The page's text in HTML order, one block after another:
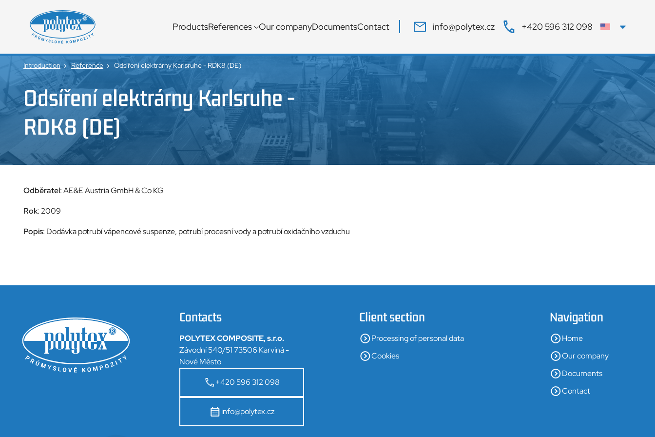
Traditional
manufacturer
of
glass
laminates
ProductsReferences Our companyDocumentsContact info@polytex.cz +420 596 312 098
Introduction Reference Odsíření elektrárny Karlsruhe - RDK8 (DE)
Odsíření elektrárny Karlsruhe -
RDK8 (DE)
Odběratel: AE&E Austria GmbH & Co KG
Rok: 2009
Popis: Dodávka potrubí vápencové suspenze, potrubí procesní vody a potrubí oxidačního vzduchu
Contacts
POLYTEX COMPOSITE, s.r.o.
Závodní 540/51 73506 Karviná -
Nové Město
+420 596 312 098
info@polytex.cz
Client section
Processing of personal data
Cookies
Navigation
Home
Our company
Documents
Contact